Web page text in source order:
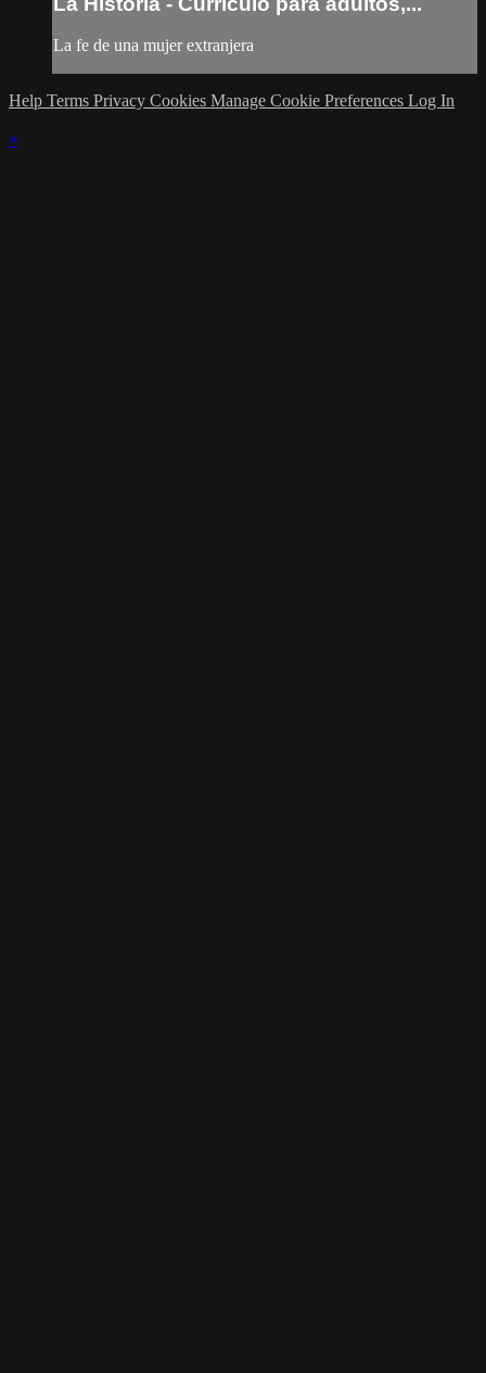
La fe de una mujer extranjera
Help Terms Privacy Cookies Manage Cookie Preferences Log In
×